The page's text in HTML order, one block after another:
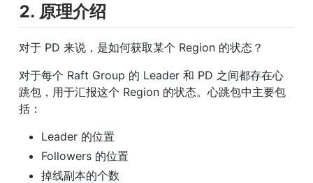
2. 原理介绍
对于 PD 来说，是如何获取某个 Region 的状态？
对于每个 Raft Group 的 Leader 和 PD 之间都存在心
跳包，用于汇报这个 Region 的状态。心跳包中主要包
括：
Leader 的位置
Followers 的位置
掉线副本的个数